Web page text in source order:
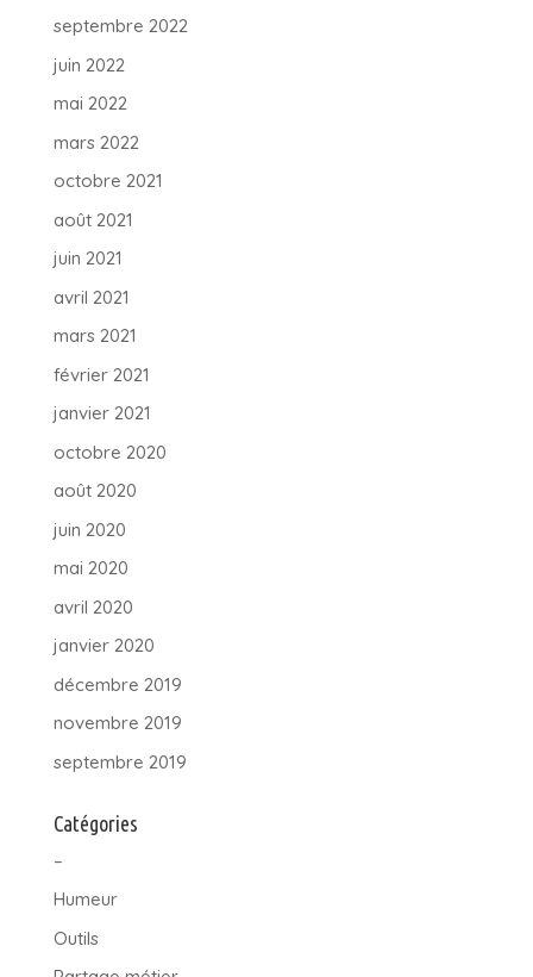
septembre 2022
juin 2022
mai 2022
mars 2022
octobre 2021
août 2021
juin 2021
avril 2021
mars 2021
février 2021
janvier 2021
octobre 2020
août 2020
juin 2020
mai 2020
avril 2020
janvier 2020
décembre 2019
novembre 2019
septembre 2019
Catégories
–
Humeur
Outils